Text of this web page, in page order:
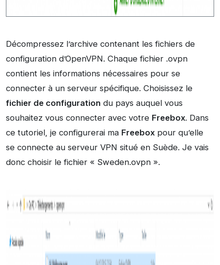
Décompressez l’archive contenant les fichiers de
configuration d’OpenVPN. Chaque fichier .ovpn
contient les informations nécessaires pour se
connecter à un serveur spécifique. Choisissez le
fichier de configuration du pays auquel vous
souhaitez vous connecter avec votre Freebox. Dans
ce tutoriel, je configurerai ma Freebox pour qu’elle
se connecte au serveur VPN situé en Suède. Je vais
donc choisir le fichier « Sweden.ovpn ».